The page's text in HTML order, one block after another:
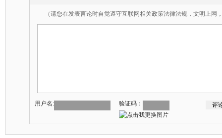
（请您在发表言论时自觉遵守互联网相关政策法律法规，文明上网
用户名: 验证码：